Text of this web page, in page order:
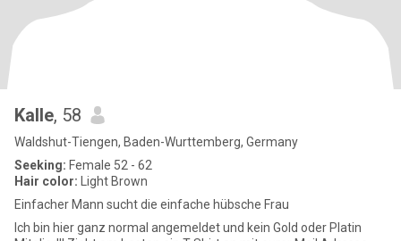
Kalle, 58
Waldshut-Tiengen, Baden-Wurttemberg, Germany
Seeking: Female 52 - 62
Hair color: Light Brown
Einfacher Mann sucht die einfache hübsche Frau
Ich bin hier ganz normal angemeldet und kein Gold oder Platin